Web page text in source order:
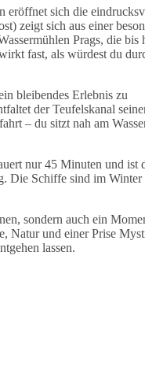
eröffnet sich die
zeigt sich aus einer
Prags, die bis
fast, als würdest du
bleibendes Erlebnis zu
der Teufelskanal
– du sitzt nah am
nur 45 Minuten und ist
Die Schiffe sind im Winter
sondern auch ein
Natur und einer Prise
lassen.